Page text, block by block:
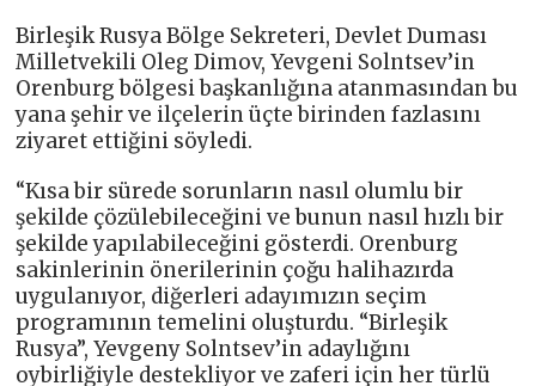
Birleşik Rusya Bölge Sekreteri, Devlet Duması
Milletvekili Oleg Dimov, Yevgeni Solntsev’in
Orenburg bölgesi başkanlığına atanmasından bu
yana şehir ve ilçelerin üçte birinden fazlasını
ziyaret ettiğini söyledi.
“Kısa bir sürede sorunların nasıl olumlu bir
şekilde çözülebileceğini ve bunun nasıl hızlı bir
şekilde yapılabileceğini gösterdi. Orenburg
sakinlerinin önerilerinin çoğu halihazırda
uygulanıyor, diğerleri adayımızın seçim
programının temelini oluşturdu. “Birleşik
Rusya”, Yevgeny Solntsev’in adaylığını
oybirliğiyle destekliyor ve zaferi için her türlü